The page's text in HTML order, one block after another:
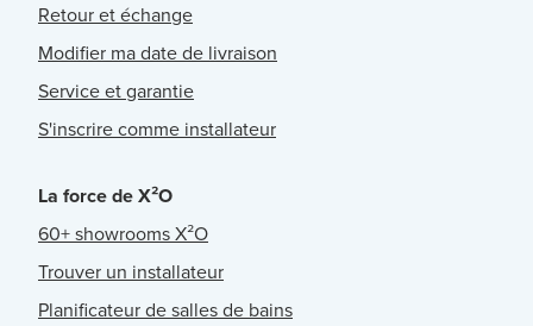
Retour et échange
Modifier ma date de livraison
Service et garantie
S'inscrire comme installateur
La force de X²O
60+ showrooms X²O
Trouver un installateur
Planificateur de salles de bains